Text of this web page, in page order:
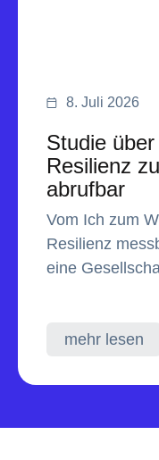
8. Juli 2026
Studie
Resilienz
abrufbar
Vom Ich zum
Resilienz
eine
mehr lesen